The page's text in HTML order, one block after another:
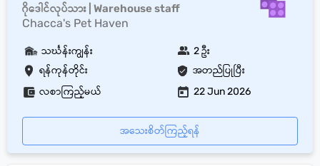
ဂိုဒေါင်လုပ်သား | Warehouse staff
Chacca's Pet Haven
ရန်ကုန်တိုင်း အတည်ပြုပြီး
သင်္ဃန်းကျွန်း 2 ဦး
လစာကြည့်မယ် 22 Jun 2026
အသေးစိတ်ကြည့်ရန်